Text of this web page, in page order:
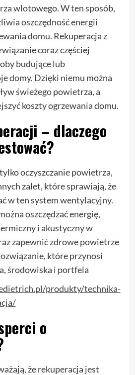
wlotowego. W ten sposób,
oszczędność energii
domu. Rekuperacja z
coraz częściej
budujące lub
domy. Dzięki niemu można
świeżego powietrza, a
koszty ogrzewania domu.
– dlaczego
oczyszczanie powietrza,
zalet, które sprawiają, że
w ten system wentylacyjny.
oszczędzać energię,
i akustyczny w
zapewnić zdrowe powietrze
które przynosi
środowiska i portfela
produkty/technika-
o
że rekuperacja jest